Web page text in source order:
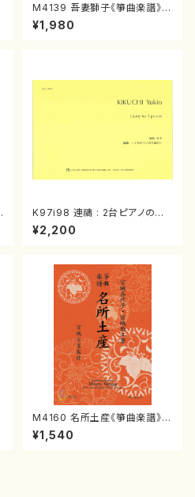
M4139 吾妻獅子《箏曲楽譜》
（箏/宮城道雄著・宮城宗家監修/
箏曲古典楽譜）
¥1,980
K97i98 連禱 : 2台ピアノのた
めの（2 Pianos / 菊池 幸夫 /
楽譜）
¥2,200
M4160 名所土産《箏曲楽譜》
（箏/宮城喜代子・宮城数江著・
宮城宗家監修/箏曲古典楽譜）
¥1,540